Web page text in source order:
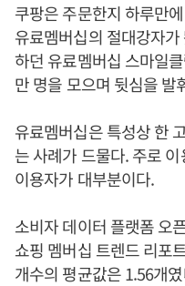
쿠팡은 주문한지 하루만
유료멤버십의 절대강자
하던 유료멤버십 스마일
만 명을 모으며 뒷심을 발
유료멤버십은 특성상 한
는 사례가 드물다. 주로
이용자가 대부분이다.
소비자 데이터 플랫폼 오
쇼핑 멤버십 트렌드 리포
개수의 평균값은 1.56개